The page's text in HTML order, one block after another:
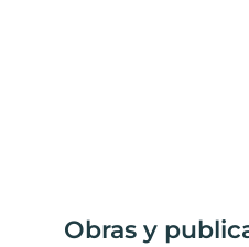
Obras y